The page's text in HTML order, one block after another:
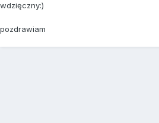
wdzięczny:)
pozdrawiam